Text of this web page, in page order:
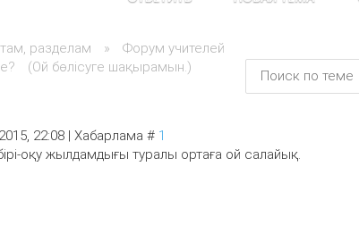
разделам »
Форум учителей
(Ой бөлісуге шақырамын.)
22:08 | Хабарлама # 1
оқу жылдамдығы туралы ортаға ой салайық.